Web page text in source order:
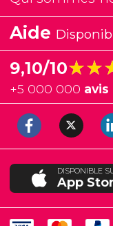
Aide
9,10/10
+5 000 000 avis
DISPONIBLE
App